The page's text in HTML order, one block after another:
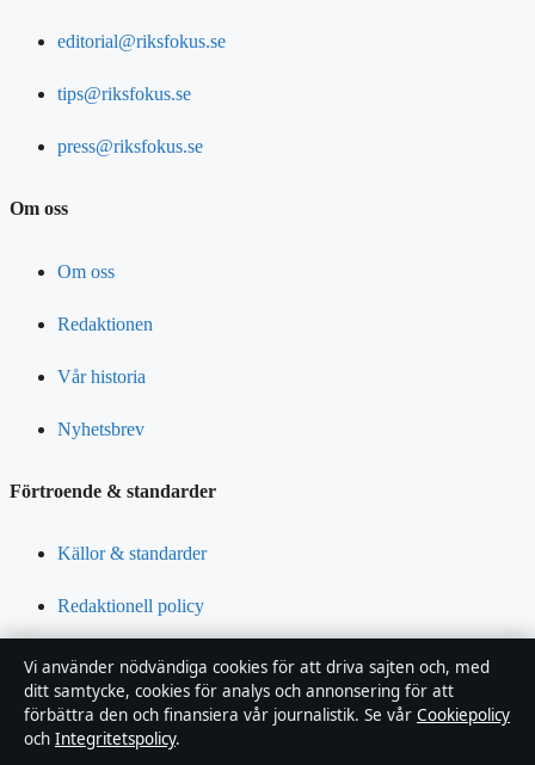
editorial@riksfokus.se
tips@riksfokus.se
press@riksfokus.se
Om oss
Om oss
Redaktionen
Vår historia
Nyhetsbrev
Förtroende & standarder
Källor & standarder
Redaktionell policy
Rättelsepolicy
Tillgänglighetsredogörelse
Vi använder nödvändiga cookies för att driva sajten och, med
ditt samtycke, cookies för analys och annonsering för att
förbättra den och finansiera vår journalistik. Se vår Cookiepolicy
och Integritetspolicy.